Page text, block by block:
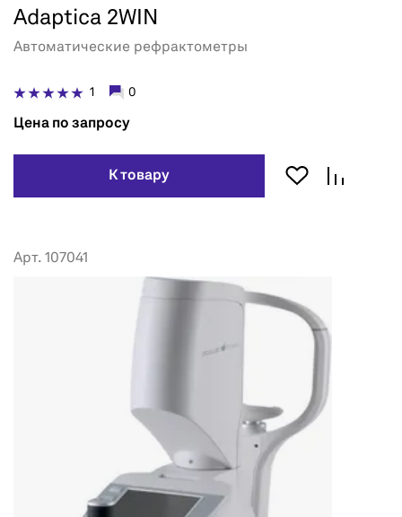
Adaptica 2WIN
Автоматические рефрактометры
1 0
Цена по запросу
К товару
Арт. 107041